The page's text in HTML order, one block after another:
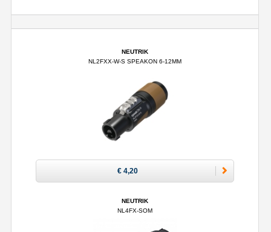
NEUTRIK
NL2FXX-W-S SPEAKON 6-12MM
€ 4,20
NEUTRIK
NL4FX-SOM